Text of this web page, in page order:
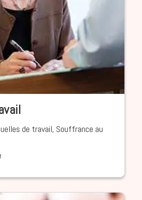
de travail, Souffrance au